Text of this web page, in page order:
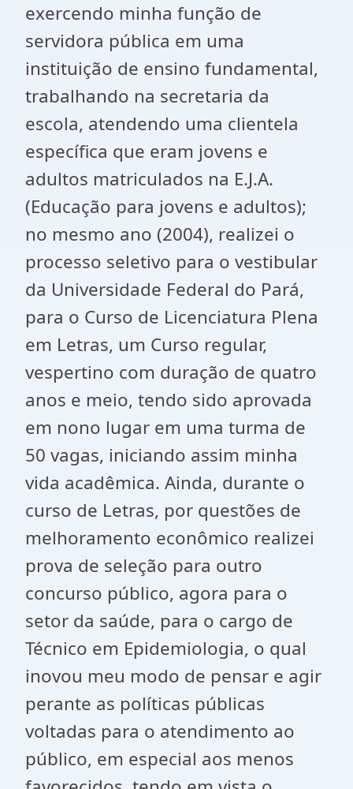
exercendo minha função de
servidora pública em uma
instituição de ensino fundamental,
trabalhando na secretaria da
escola, atendendo uma clientela
específica que eram jovens e
adultos matriculados na E.J.A.
(Educação para jovens e adultos);
no mesmo ano (2004), realizei o
processo seletivo para o vestibular
da Universidade Federal do Pará,
para o Curso de Licenciatura Plena
em Letras, um Curso regular,
vespertino com duração de quatro
anos e meio, tendo sido aprovada
em nono lugar em uma turma de
50 vagas, iniciando assim minha
vida acadêmica. Ainda, durante o
curso de Letras, por questões de
melhoramento econômico realizei
prova de seleção para outro
concurso público, agora para o
setor da saúde, para o cargo de
Técnico em Epidemiologia, o qual
inovou meu modo de pensar e agir
perante as políticas públicas
voltadas para o atendimento ao
público, em especial aos menos